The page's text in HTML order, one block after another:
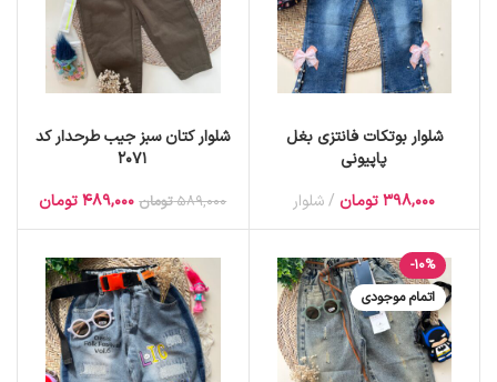
شلوار بوتکات فانتزی بغل
پاپیونی
398,000 تومان شلوار
شلوار کتان سبز جیب طرحدار کد
2071
589,000 تومان 489,000 تومان
-10%
اتمام موجودی